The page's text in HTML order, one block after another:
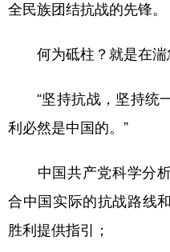
全民族团结抗战的先锋。
何为砥柱？就是在湍
“坚持抗战，坚持统一
利必然是中国的。”
中国共产党科学分析
合中国实际的抗战路线
胜利提供指引；